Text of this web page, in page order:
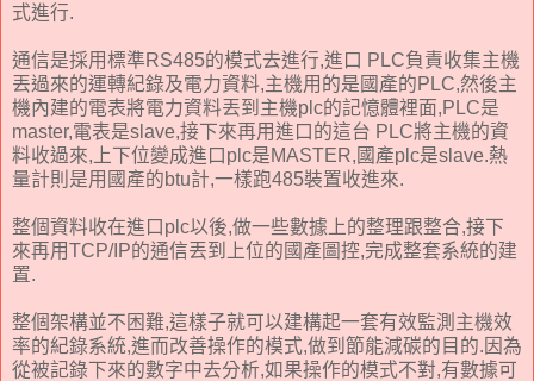
式進行.
通信是採用標準RS485的模式去進行,進口 PLC負責收集主機
丟過來的運轉紀錄及電力資料,主機用的是國產的PLC,然後主
機內建的電表將電力資料丟到主機plc的記憶體裡面,PLC是
master,電表是slave,接下來再用進口的這台 PLC將主機的資
料收過來,上下位變成進口plc是MASTER,國產plc是slave.熱
量計則是用國產的btu計,一樣跑485裝置收進來.
整個資料收在進口plc以後,做一些數據上的整理跟整合,接下
來再用TCP/IP的通信丟到上位的國產圖控,完成整套系統的建
置.
整個架構並不困難,這樣子就可以建構起一套有效監測主機效
率的紀錄系統,進而改善操作的模式,做到節能減碳的目的.因為
從被記錄下來的數字中去分析,如果操作的模式不對,有數據可